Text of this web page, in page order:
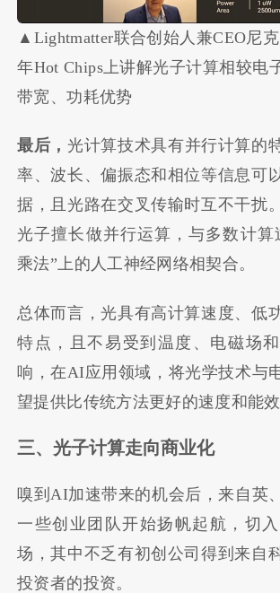
▲Lightmatter联合创始人兼CEO尼
年Hot Chips上讲解光子计算相较电
带宽、功耗优势
最后，光计算技术具有并行计算的
率、波长、偏振态和相位等信息可
据，且光路在交叉传输时互不干扰
光子擅长做并行运算，与多数计算
乘法”上的人工神经网络相契合。
总体而言，光具有高计算速度、低
特点，且不易受到温度、电磁场
响，在AI应用领域，将光学技术与
望提供比传统方法更好的速度和能效
三、光子计算走向商业化
嗅到AI加速带来的机会后，来自英
一些创业团队开始扬帆起航，切
场，其中不乏有初创公司得到来自
投资者的投资。